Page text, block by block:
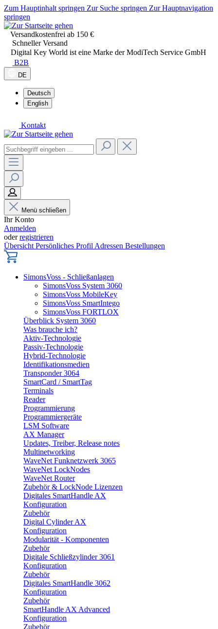
Zum Hauptinhalt springen Zur Suche springen Zur Hauptnavigation
springen
Versandkostenfrei ab 150 €
Schneller Versand
Digital Key World ist eine Marke der ModiTech Service GmbH
B2B
DE
Deutsch
English
Kontakt
Menü schließen
Ihr Konto
Anmelden
oderregistrieren
Übersicht Persönliches Profil Adressen Bestellungen
SimonsVoss - Schließanlagen
SimonsVoss System 3060
SimonsVoss MobileKey
SimonsVoss SmartIntego
SimonsVoss FORTLOX
Überblick System 3060
Was brauche ich?
Aktiv-Technologie
Passiv-Technologie
Hybrid-Technologie
Identifikationsmedien
Transponder 3064
SmartCard / SmartTag
Terminals
Reader
Programmierung
Programmiergeräte
LSM Software
AX Manager
Updates, Treiber, Release notes
Multinetworking
WaveNet Funknetzwerk 3065
WaveNet LockNodes
WaveNet Router
Zubehör & LockNode Lizenzen
Digitales SmartHandle AX
Konfiguration
Zubehör
Digital Cylinder AX
Konfiguration
Modularität - Komponenten
Zubehör
Digitale Schließzylinder 3061
Konfiguration
Zubehör
Digitales SmartHandle 3062
Konfiguration
Zubehör
SmartHandle AX Advanced
Konfiguration
Zubehör